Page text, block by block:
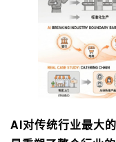
AI对传统行业最大